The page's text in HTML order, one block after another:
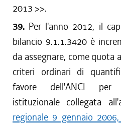
2013 >>.
39. Per l'anno 2012, il
bilancio 9.1.1.3420 è
da assegnare, come quota
criteri ordinari di
favore dell'ANCI per
istituzionale collegata
regionale 9 gennaio